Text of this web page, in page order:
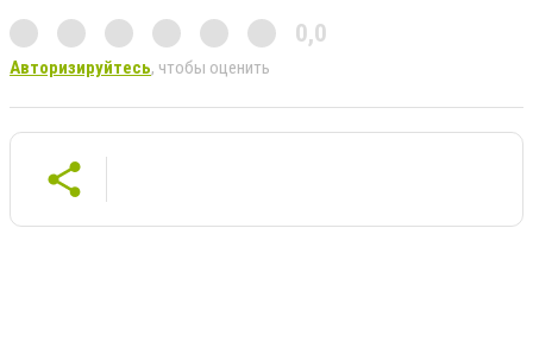
0,0
Авторизируйтесь, чтобы оценить